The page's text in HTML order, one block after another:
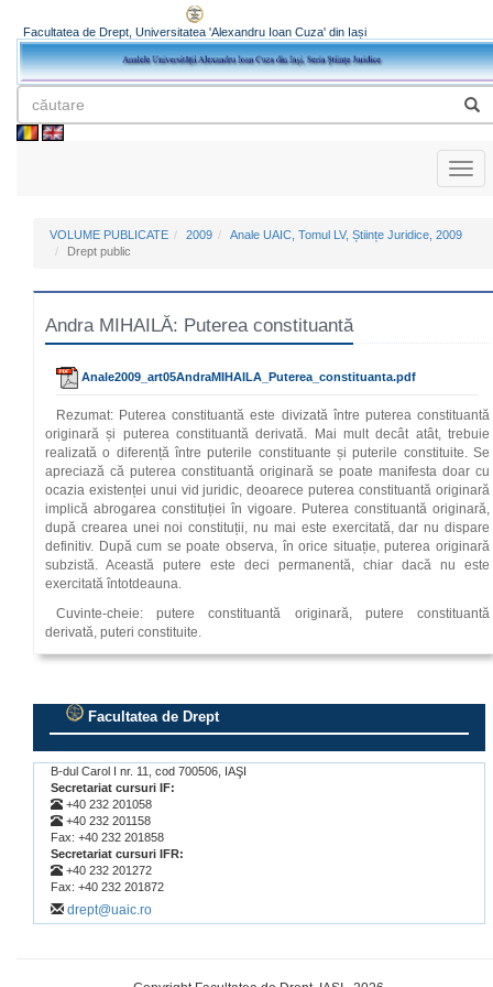
Facultatea de Drept, Universitatea 'Alexandru Ioan Cuza' din Iași
VOLUME PUBLICATE 2009
Anale UAIC, Tomul LV, Științe Juridice, 2009
Drept public
Andra MIHAILĂ: Puterea constituantă
Anale2009_art05AndraMIHAILA_Puterea_constituanta.pdf
Rezumat: Puterea constituantă este divizată între puterea constituantă
originară și puterea constituantă derivată. Mai mult decât atât, trebuie
realizată o diferență între puterile constituante și puterile constituite. Se
apreciază că puterea constituantă originară se poate manifesta doar cu
ocazia existenței unui vid juridic, deoarece puterea constituantă originară
implică abrogarea constituției în vigoare. Puterea constituantă originară,
după crearea unei noi constituții, nu mai este exercitată, dar nu dispare
definitiv. După cum se poate observa, în orice situație, puterea originară
subzistă. Această putere este deci permanentă, chiar dacă nu este
exercitată întotdeauna.
Cuvinte-cheie: putere constituantă originară, putere constituantă
derivată, puteri constituite.
Facultatea de Drept
B-dul Carol I nr. 11, cod 700506, IAŞI
Secretariat cursuri IF:
+40 232 201058
+40 232 201158
Fax: +40 232 201858
Secretariat cursuri IFR:
+40 232 201272
Fax: +40 232 201872
drept@uaic.ro